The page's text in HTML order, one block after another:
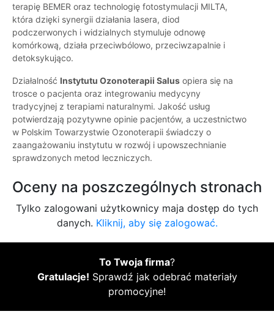
terapię BEMER oraz technologię fotostymulacji MILTA,
która dzięki synergii działania lasera, diod
podczerwonych i widzialnych stymuluje odnowę
komórkową, działa przeciwbólowo, przeciwzapalnie i
detoksykująco.
Działalność Instytutu Ozonoterapii Salus opiera się na
trosce o pacjenta oraz integrowaniu medycyny
tradycyjnej z terapiami naturalnymi. Jakość usług
potwierdzają pozytywne opinie pacjentów, a uczestnictwo
w Polskim Towarzystwie Ozonoterapii świadczy o
zaangażowaniu instytutu w rozwój i upowszechnianie
sprawdzonych metod leczniczych.
Oceny na poszczególnych stronach
Tylko zalogowani użytkownicy maja dostęp do tych
danych. Kliknij, aby się zalogować.
To Twoja firma?
Gratulacje! Sprawdź jak odebrać materiały
promocyjne!